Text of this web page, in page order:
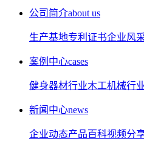
公司简介about us
生产基地专利证书企业风
案例中心cases
健身器材行业木工机械行
新闻中心news
企业动态产品百科视频分